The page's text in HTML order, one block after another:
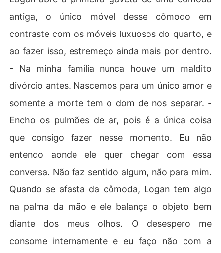
antiga, o único móvel desse cômodo em
contraste com os móveis luxuosos do quarto, e
ao fazer isso, estremeço ainda mais por dentro.
- Na minha família nunca houve um maldito
divórcio antes. Nascemos para um único amor e
somente a morte tem o dom de nos separar. -
Encho os pulmões de ar, pois é a única coisa
que consigo fazer nesse momento. Eu não
entendo aonde ele quer chegar com essa
conversa. Não faz sentido algum, não para mim.
Quando se afasta da cômoda, Logan tem algo
na palma da mão e ele balança o objeto bem
diante dos meus olhos. O desespero me
consome internamente e eu faço não com a